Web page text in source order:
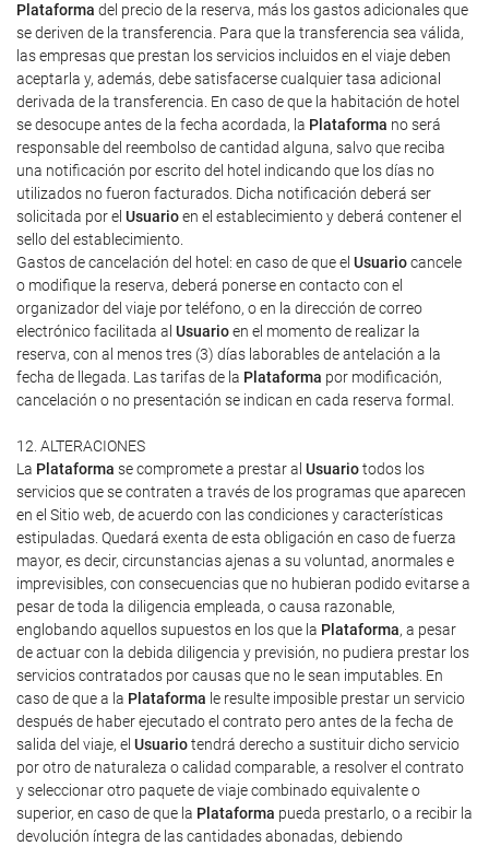
Plataforma del precio de la reserva, más los gastos adicionales que
se deriven de la transferencia. Para que la transferencia sea válida,
las empresas que prestan los servicios incluidos en el viaje deben
aceptarla y, además, debe satisfacerse cualquier tasa adicional
derivada de la transferencia. En caso de que la habitación de hotel
se desocupe antes de la fecha acordada, la Plataforma no será
responsable del reembolso de cantidad alguna, salvo que reciba
una notificación por escrito del hotel indicando que los días no
utilizados no fueron facturados. Dicha notificación deberá ser
solicitada por el Usuarioen el establecimiento y deberá contener el
sello del establecimiento.
Gastos de cancelación del hotel: en caso de que el Usuariocancele
o modifique la reserva, deberá ponerse en contacto con el
organizador del viaje por teléfono, o en la dirección de correo
electrónico facilitada al Usuarioen el momento de realizar la
reserva, con al menos tres (3) días laborables de antelación a la
fecha de llegada. Las tarifas de la Plataforma por modificación,
cancelación o no presentación se indican en cada reserva formal.
12. ALTERACIONES
La Plataforma se compromete a prestar al Usuariotodos los
servicios que se contraten a través de los programas que aparecen
en el Sitio web, de acuerdo con las condiciones y características
estipuladas. Quedará exenta de esta obligación en caso de fuerza
mayor, es decir, circunstancias ajenas a su voluntad, anormales e
imprevisibles, con consecuencias que no hubieran podido evitarse a
pesar de toda la diligencia empleada, o causa razonable,
englobando aquellos supuestos en los que la Plataforma, a pesar
de actuar con la debida diligencia y previsión, no pudiera prestar los
servicios contratados por causas que no le sean imputables. En
caso de que a la Plataforma le resulte imposible prestar un servicio
después de haber ejecutado el contrato pero antes de la fecha de
salida del viaje, el Usuariotendrá derecho a sustituir dicho servicio
por otro de naturaleza o calidad comparable, a resolver el contrato
y seleccionar otro paquete de viaje combinado equivalente o
superior, en caso de que la Plataforma pueda prestarlo, o a recibir la
devolución íntegra de las cantidades abonadas, debiendo